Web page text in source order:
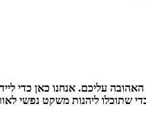
עליכם. אנחנו כאן כדי
שתוכלו ליהנות משקט נפשי